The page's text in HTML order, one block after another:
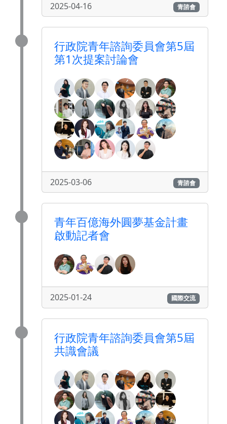
2025-04-16 青諮會
行政院青年諮詢委員會第5屆
第1次提案討論會
2025-03-06 青諮會
青年百億海外圓夢基金計畫
啟動記者會
2025-01-24 國際交流
行政院青年諮詢委員會第5屆
共識會議